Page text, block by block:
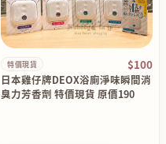
特價現貨 $100
日本雞仔牌DEOX浴廁淨味瞬間消
臭力芳香劑 特價現貨 原價190